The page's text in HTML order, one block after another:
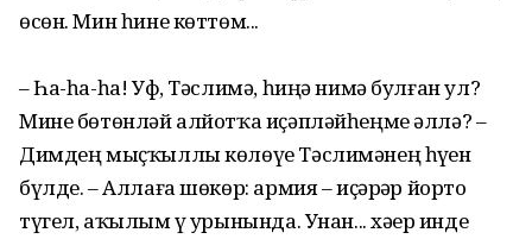
өсөн. Мин һине көттөм...
– Һа-һа-һа! Уф, Тәслимә, һиңә нимә булған ул?
Мине бөтөнләй алйотҡа иҫәпләйһеңме әллә? –
Димдең мыҫҡыллы көлөүе Тәслимәнең һүҙен
бүлде. – Аллаға шөкөр: армия – иҫәрҙәр йорто
түгел, аҡылым үҙ урынында. Унан... хәҙер инде